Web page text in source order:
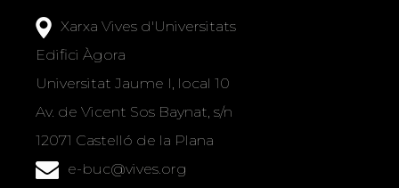
Xarxa Vives d'Universitats
Edifici Àgora
Universitat Jaume I, local 10
Av. de Vicent Sos Baynat, s/n
12071 Castelló de la Plana
e-buc@vives.org